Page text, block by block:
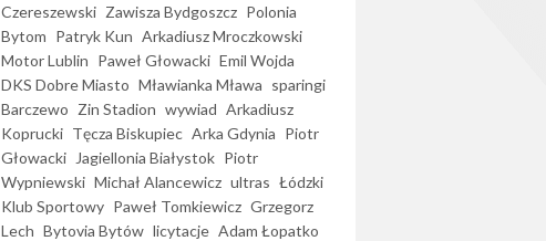
Czereszewski Zawisza Bydgoszcz Polonia
Bytom Patryk Kun Arkadiusz Mroczkowski
Motor Lublin Paweł Głowacki Emil Wojda
DKS Dobre Miasto Mławianka Mława sparingi
Barczewo Zin Stadion wywiad Arkadiusz
Koprucki Tęcza Biskupiec Arka Gdynia Piotr
Głowacki
Jagiellonia Białystok Piotr
Wypniewski Michał Alancewicz ultras Łódzki
Klub Sportowy Paweł Tomkiewicz Grzegorz
Lech Bytovia Bytów licytacje Adam Łopatko